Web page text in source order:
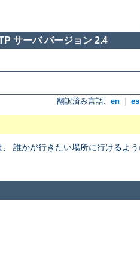
サーバ バージョン 2.4
翻訳済み言語: en es
誰かが行きたい場所に行けるよ